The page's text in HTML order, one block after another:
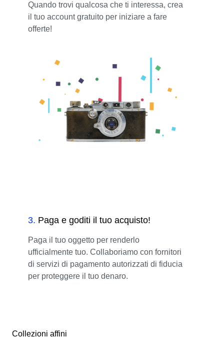
Quando trovi qualcosa che ti interessa, crea
il tuo account gratuito per iniziare a fare
offerte!
3. Paga e goditi il tuo acquisto!
Paga il tuo oggetto per renderlo
ufficialmente tuo. Collaboriamo con fornitori
di servizi di pagamento autorizzati di fiducia
per proteggere il tuo denaro.
Collezioni affini